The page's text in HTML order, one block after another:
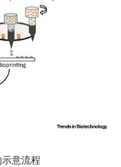
意流程